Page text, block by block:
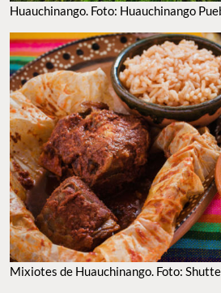
Huauchinango. Foto: Huauchinango
Mixiotes de Huauchinango. Foto: